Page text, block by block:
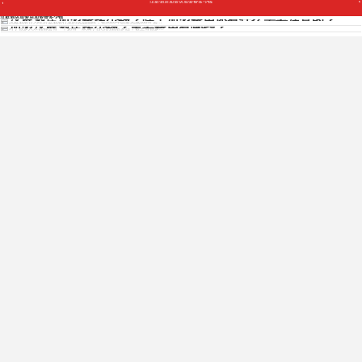
汉庭酒店加盟店加盟费多少钱
汉庭酒店加盟店加盟费多少钱
汉庭酒店加盟费多少钱？除了加盟费用还有什么需要注意的？
汉庭酒店作为经济型酒店行业的优选品牌，在2020年以前完成100%“去...
加盟汉庭酒店多少钱？主要费用有哪些？
对于很多人来说都会有一个拥有一家属于自己的酒店梦想，甚至有很多...